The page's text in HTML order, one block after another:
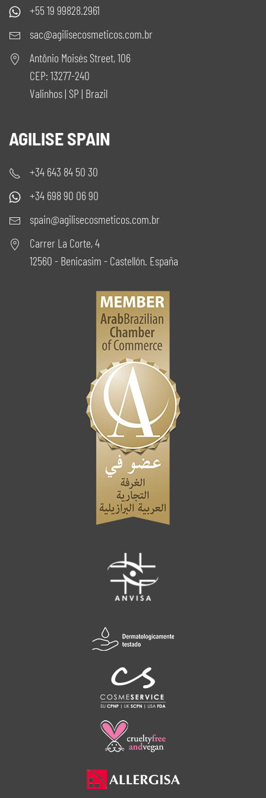
+55 19 99828.2961
sac@agilisecosmeticos.com.br
Antônio Moisés Street, 106
CEP: 13277-240
Valinhos | SP | Brazil
AGILISE SPAIN
+34 643 84 50 30
+34 698 90 06 90
spain@agilisecosmeticos.com.br
Carrer La Corte, 4
12560 - Benicasim - Castellón. España